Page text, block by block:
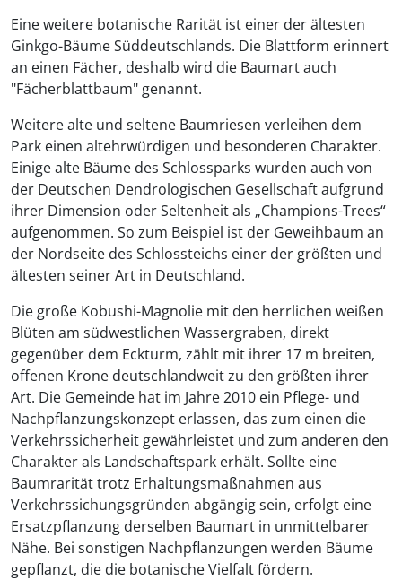
Eine weitere botanische Rarität ist einer der ältesten
Ginkgo-Bäume Süddeutschlands. Die Blattform erinnert
an einen Fächer, deshalb wird die Baumart auch
"Fächerblattbaum" genannt.
Weitere alte und seltene Baumriesen verleihen dem
Park einen altehrwürdigen und besonderen Charakter.
Einige alte Bäume des Schlossparks wurden auch von
der Deutschen Dendrologischen Gesellschaft aufgrund
ihrer Dimension oder Seltenheit als „Champions-Trees“
aufgenommen. So zum Beispiel ist der Geweihbaum an
der Nordseite des Schlossteichs einer der größten und
ältesten seiner Art in Deutschland.
Die große Kobushi-Magnolie mit den herrlichen weißen
Blüten am südwestlichen Wassergraben, direkt
gegenüber dem Eckturm, zählt mit ihrer 17 m breiten,
offenen Krone deutschlandweit zu den größten ihrer
Art. Die Gemeinde hat im Jahre 2010 ein Pflege- und
Nachpflanzungskonzept erlassen, das zum einen die
Verkehrssicherheit gewährleistet und zum anderen den
Charakter als Landschaftspark erhält. Sollte eine
Baumrarität trotz Erhaltungsmaßnahmen aus
Verkehrssichungsgründen abgängig sein, erfolgt eine
Ersatzpflanzung derselben Baumart in unmittelbarer
Nähe. Bei sonstigen Nachpflanzungen werden Bäume
gepflanzt, die die botanische Vielfalt fördern.